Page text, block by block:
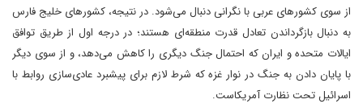
از سوی کشورهای عربی با نگرانی دنبال می‌شود. در نتیجه، کشورهای خلیج فارس
به دنبال بازگرداندن تعادل قدرت منطقه‌ای هستند؛ در درجه اول از طریق توافق
ایالات متحده و ایران که احتمال جنگ دیگری را کاهش می‌دهد، و از سوی دیگر
با پایان دادن به جنگ در نوار غزه که شرط لازم برای پیشبرد عادی‌سازی روابط با
اسرائیل تحت نظارت آمریکاست.